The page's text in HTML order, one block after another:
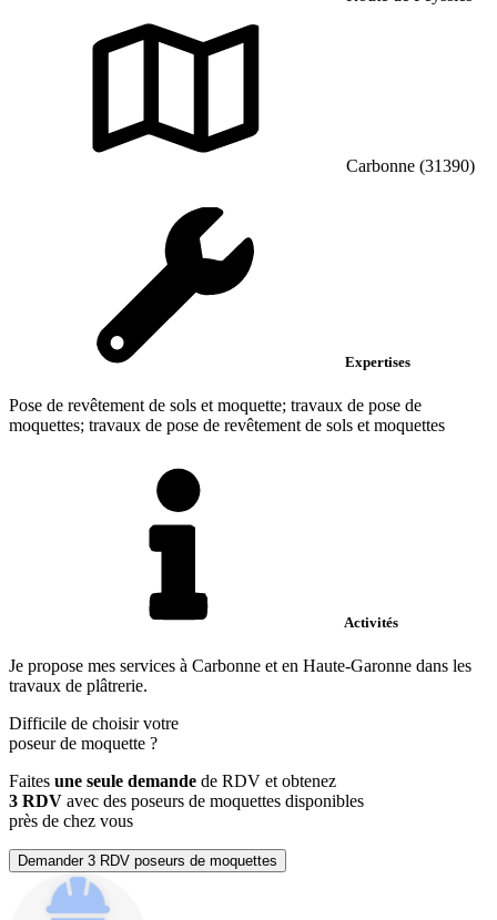
Carbonne (31390)
Expertises
Pose de revêtement de sols et moquette; travaux de pose de
moquettes; travaux de pose de revêtement de sols et moquettes
Activités
Je propose mes services à Carbonne et en Haute-Garonne dans les
travaux de plâtrerie.
Difficile de choisir votre
poseur de moquette ?
Faites une seule demande de RDV et obtenez
3 RDV avec des poseurs de moquettes disponibles
près de chez vous
Demander 3 RDV poseurs de moquettes